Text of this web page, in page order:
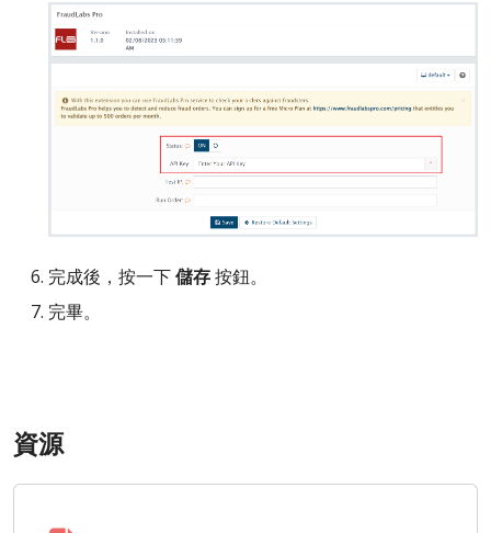
完成後，按一下儲存按鈕。
完畢。
資源